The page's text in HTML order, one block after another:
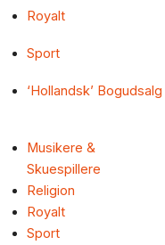
Royalt
Sport
‘Hollandsk’ Bogudsalg
Musikere &
Skuespillere
Religion
Royalt
Sport